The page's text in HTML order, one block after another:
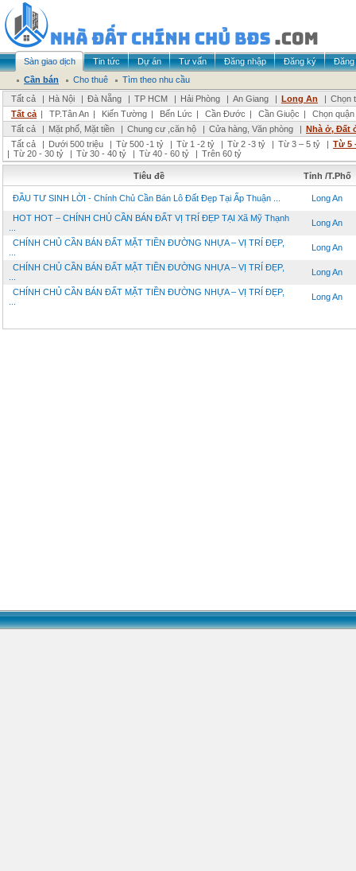
Sàn giao dịch Tin tức Dự án Tư vấn Đăng nhập Đăng ký
Đăng
Cần bán
Cho thuê
Tìm theo nhu cầu
Tất cả
| Hà Nội | Đà Nẵng | TP HCM | Hải Phòng | An Giang | Long An | Chọn
Tất cả | TP.Tân An | Kiến Tường | Bến Lức | Cần Đước | Cần Giuộc |
Chọn
Tất cả
| Mặt phố, Mặt tiền | Chung cư ,căn hộ | Cửa hàng, Văn phòng | Nhà ở, Đất
Tất cả
| Dưới 500 triệu | Từ 500 -1 tỷ | Từ 1 -2 tỷ | Từ 2 -3 tỷ | Từ 3 – 5 tỷ | Từ 5
| Từ 20 - 30 tỷ | Từ 30 - 40 tỷ | Từ 40 - 60 tỷ | Trên 60 tỷ
Tiêu đề Tỉnh /T.Phố
ĐẦU TƯ SINH LỜI - Chính Chủ Cần Bán Lô Đất Đẹp Tại Ấp Thuận ... Long An
HOT HOT – CHÍNH CHỦ CẦN BÁN ĐẤT VỊ TRÍ ĐẸP TẠI Xã Mỹ Thạnh
Long An
CHÍNH CHỦ CẦN BÁN ĐẤT MẶT TIỀN ĐƯỜNG NHỰA – VỊ TRÍ ĐẸP,
Long An
CHÍNH CHỦ CẦN BÁN ĐẤT MẶT TIỀN ĐƯỜNG NHỰA – VỊ TRÍ ĐẸP,
Long An
CHÍNH CHỦ CẦN BÁN ĐẤT MẶT TIỀN ĐƯỜNG NHỰA – VỊ TRÍ ĐẸP,
Long An